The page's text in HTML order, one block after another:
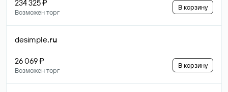
234 325 ₽
Возможен торг
В корзину
desimple.ru
26 069 ₽
Возможен торг
В корзину